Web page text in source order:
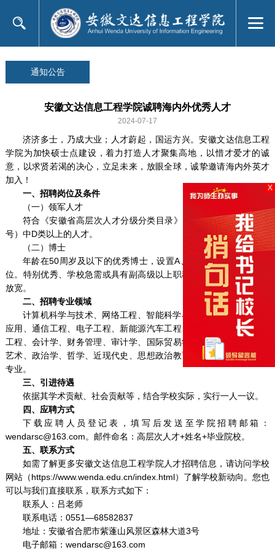
X
通知公告
安徽文达信息工程学院诚聘海内外优秀人才
2024-07-17
济济多士，乃成大业；人才蔚起，国运方兴。安徽文达信息工程
学院为加快硕士点建设，着力打造人才聚集高地，以惜才爱才的诚
意，以求贤若渴的决心，立足未来，放眼全球，诚挚邀请海内外英才
加入！
一、招聘岗位及条件
（一）领军人才
符合《安徽省高层次人才分级分类目录》（皖人才办〔2023〕5
号）中D类以上的人才。
（二）博士
年龄在50周岁及以下的优秀博士，设置A、B、C、D四类优博岗
位。特别优秀、学校急需或具有副高级以上职称的博士，年龄可适当
放宽。
二、招聘专业领域
计算机科学与技术、网络工程、智能科学与技术、大数据管理与
应用、通信工程、电子工程、新能源汽车工程、车辆工程、智能制造
工程、会计学、财务管理、审计学、国际贸易学、国际商务、新媒体
艺术、政治学、哲学、近现代史、思想政治教育、马克思主义理论等
专业。
三、引进待遇
依据其学术贡献、社会贡献等，结合学校实际，实行一人一议。
四、应聘方式
下载应聘人员登记表，填写后发送至学院招聘邮箱：
wendarsc@163.com。邮件命名：高层次人才+姓名+毕业院校。
五、联系方式
如需了解更多安徽文达信息工程学院人才招聘信息，请访问学校
网站（https://www.wenda.edu.cn/index.html）了解学校新动向。您也
可以与我们直接联系，联系方式如下：
联系人：吕老师
联系电话：0551—68582837
地址：安徽省合肥市紫蓬山风景区森林大道3号
电子邮箱：wendarsc@163.com